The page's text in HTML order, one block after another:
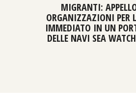
MIGRANTI:
ORGANIZZAZIONI PER
IMMEDIATO IN UN
DELLE NAVI SEA